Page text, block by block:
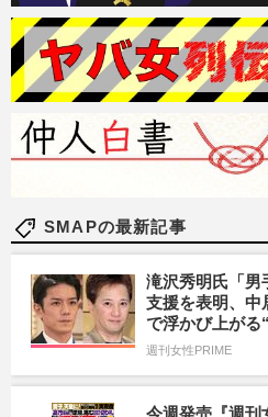
SMAPの最新記事
滝沢秀明氏「男
支援を表明、中
で浮かび上がる
週刊女性PRIME
今週発売『週刊